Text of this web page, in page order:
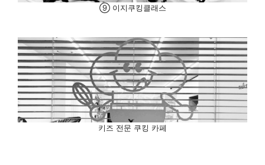
⑨ 이지쿠킹클래스
키즈 전문 쿠킹 카페